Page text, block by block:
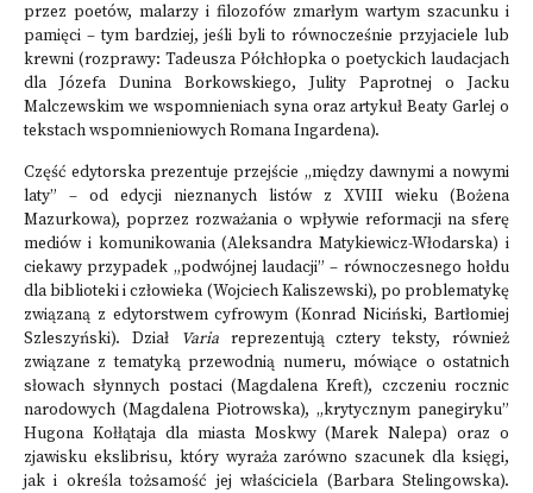
przez poetów, malarzy i filozofów zmarłym wartym szacunku i
pamięci – tym bardziej, jeśli byli to równocześnie przyjaciele lub
krewni (rozprawy: Tadeusza Półchłopka o poetyckich laudacjach
dla Józefa Dunina Borkowskiego, Julity Paprotnej o Jacku
Malczewskim we wspomnieniach syna oraz artykuł Beaty Garlej o
tekstach wspomnieniowych Romana Ingardena).
Część edytorska prezentuje przejście „między dawnymi a nowymi
laty” – od edycji nieznanych listów z XVIII wieku (Bożena
Mazurkowa), poprzez rozważania o wpływie reformacji na sferę
mediów i komunikowania (Aleksandra Matykiewicz-Włodarska) i
ciekawy przypadek „podwójnej laudacji” – równoczesnego hołdu
dla biblioteki i człowieka (Wojciech Kaliszewski), po problematykę
związaną z edytorstwem cyfrowym (Konrad Niciński, Bartłomiej
Szleszyński). Dział
Varia reprezentują cztery teksty, również
związane z tematyką przewodnią numeru, mówiące o ostatnich
słowach słynnych postaci (Magdalena Kreft), czczeniu rocznic
narodowych (Magdalena Piotrowska), „krytycznym panegiryku”
Hugona Kołłątaja dla miasta Moskwy (Marek Nalepa) oraz o
zjawisku ekslibrisu, który wyraża zarówno szacunek dla księgi,
jak i określa tożsamość jej właściciela (Barbara Stelingowska).